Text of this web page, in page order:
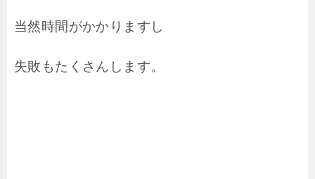
当然時間がかかりますし
失敗もたくさんします。